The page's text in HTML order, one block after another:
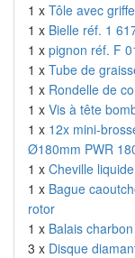
1 x Tôle avec
1 x Bielle réf. 1
1 x pignon réf. F
1 x Tube de
1 x Rondelle de
1 x Vis à tête
1 x 12x mini-
Ø180mm PWR
1 x Cheville
1 x Bague
rotor
1 x Balais
3 x Disque